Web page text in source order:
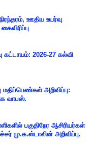
ஊதிய உயர்வு
கட்டாயம்: 2026-27 கல்வி
மதிப்பெண்கள் அறிவிப்பு:
வாபஸ்.
பகுதிநேர ஆசிரியர்கள்
மு.க.ஸ்டாலின் அறிவிப்பு.